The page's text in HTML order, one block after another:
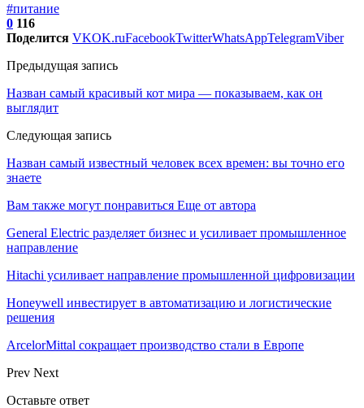
#питание
0 116
Поделится VKOK.ruFacebookTwitterWhatsAppTelegramViber
Предыдущая запись
Назван самый красивый кот мира — показываем, как он
выглядит
Следующая запись
Назван самый известный человек всех времен: вы точно его
знаете
Вам также могут понравиться Еще от автора
General Electric разделяет бизнес и усиливает промышленное
направление
Hitachi усиливает направление промышленной цифровизации
Honeywell инвестирует в автоматизацию и логистические
решения
ArcelorMittal сокращает производство стали в Европе
Prev Next
Оставьте ответ